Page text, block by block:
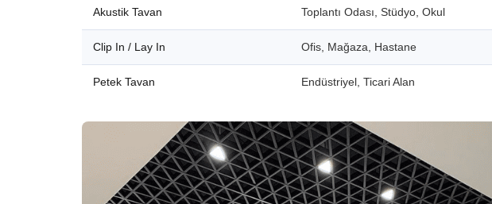
Akustik Tavan Toplantı Odası, Stüdyo, Okul
Clip In / Lay In Ofis, Mağaza, Hastane
Petek Tavan Endüstriyel, Ticari Alan